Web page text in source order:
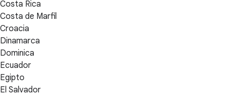
Costa Rica
Costa de Marfil
Croacia
Dinamarca
Dominica
Ecuador
Egipto
El Salvador